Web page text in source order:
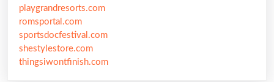
playgrandresorts.com
romsportal.com
sportsdocfestival.com
shestylestore.com
thingsiwontfinish.com